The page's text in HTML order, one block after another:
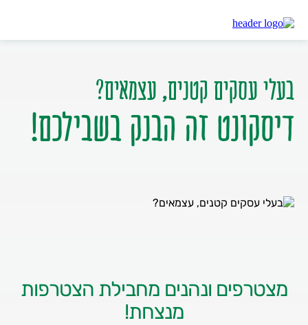
דיסקונט דיסקונט פתיחת חשבון עסקי לעצמאיים
בעלי עסקים קטנים, עצמאים?
דיסקונט זה הבנק בשבילכם!
מצטרפים ונהנים מחבילת הצטרפות
מנצחת!